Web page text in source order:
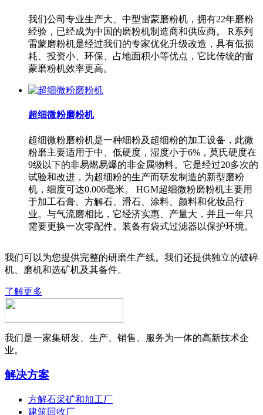
我们公司专业生产大、中型雷蒙磨粉机，拥有22年磨粉
经验，已经成为中国的磨粉机制造商和供应商。 R系列
雷蒙磨粉机是经过我们的专家优化升级改造，具有低损
耗、投资小、环保、占地面积小等优点，它比传统的雷
蒙磨粉机效率更高。
超细微粉磨粉机
超细微粉磨粉机是一种细粉及超细粉的加工设备，此微
粉磨主要适用于中、低硬度，湿度小于6%，莫氏硬度在
9级以下的非易燃易爆的非金属物料。它是经过20多次的
试验和改进，为超细粉的生产而研发制造的新型磨粉
机，细度可达0.006毫米。 HGM超细微粉磨粉机主要用
于加工石膏、方解石、滑石、涂料、颜料和化妆品行
业。与气流磨相比，它经济实惠、产量大，并且一年只
需要更换一次零配件。装备有袋式过滤器以保护环境。
我们可以为您提供完整的研磨生产线。我们还提供独立的破碎
机、磨机和选矿机及其备件。
了解更多
我们是一家集研发、生产、销售、服务为一体的高新技术企
业。
解决方案
方解石采矿和加工厂
建筑回收厂